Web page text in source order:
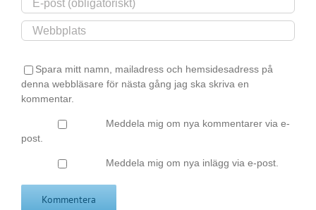
Spara mitt namn, mailadress och hemsidesadress på
denna webbläsare för nästa gång jag ska skriva en
kommentar.
Meddela mig om nya kommentarer via e-
post.
Meddela mig om nya inlägg via e-post.